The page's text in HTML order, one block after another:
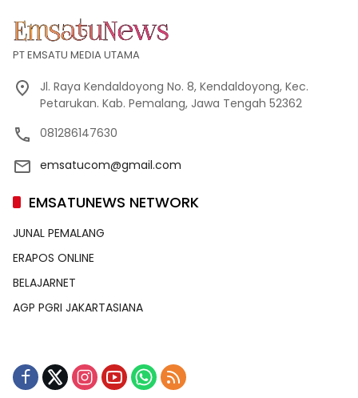
PT EMSATU MEDIA UTAMA
Jl. Raya Kendaldoyong No. 8, Kendaldoyong, Kec.
Petarukan. Kab. Pemalang, Jawa Tengah 52362
081286147630
emsatucom@gmail.com
EMSATUNEWS NETWORK
JUNAL PEMALANG
ERAPOS ONLINE
BELAJARNET
AGP PGRI JAKARTASIANA